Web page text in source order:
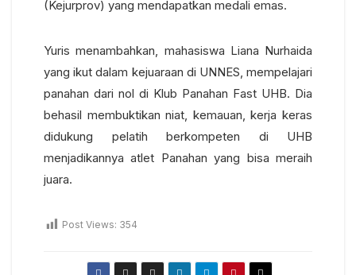
(Kejurprov) yang mendapatkan medali emas.
Yuris menambahkan, mahasiswa Liana Nurhaida
yang ikut dalam kejuaraan di UNNES, mempelajari
panahan dari nol di Klub Panahan Fast UHB. Dia
behasil membuktikan niat, kemauan, kerja keras
didukung pelatih berkompeten di UHB
menjadikannya atlet Panahan yang bisa meraih
juara.
Post Views: 354